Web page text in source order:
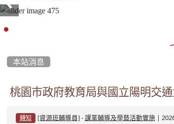
本站消息
桃園市政府教育局與國立陽明交
轉知 [資源班輔導員]- 課業輔導及學藝活動實施|